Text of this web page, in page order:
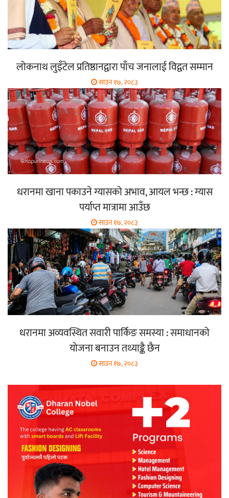
लोकनाथ लुइँटेल प्रतिष्ठानद्वारा पाँच जनालाई विद्वत सम्मान
साउन १७, २०८३
धरानमा खाना पकाउने ग्यासको अभाव, आयल भन्छ : ग्यास
पर्याप्त मात्रामा आउँछ
साउन १७, २०८३
धरानमा अव्यवस्थित सवारी पार्किङ समस्या : समाधानको
योजना बनाउन तथ्याङ्कै छैन
साउन १७, २०८३